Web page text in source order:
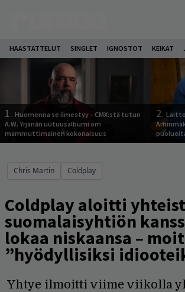
HAASTATTELUT SINGLET IGNOSTOT KEIKAT
1. Huomenna se ilmestyy – CMX:stä tutun
A.W. Yrjänän uutuusalbumi om
mammuttimainen kokonaisuus
2.
Chris Martin Coldplay
Coldplay aloitti
suomalaisyhtiön
lokaa niskaansa –
”hyödyllisiksi
Yhtye ilmoitti viime viikolla